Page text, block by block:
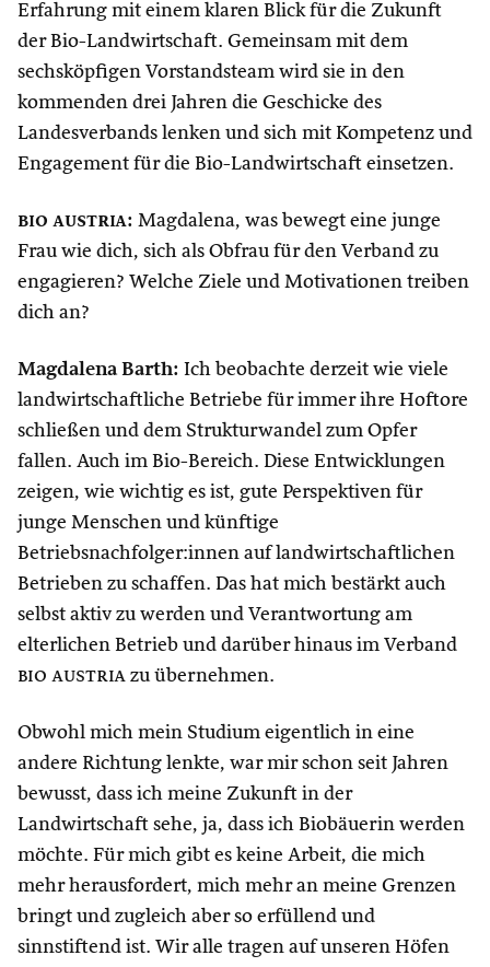
Erfahrung mit einem klaren Blick für die Zukunft
der Bio-Landwirtschaft. Gemeinsam mit dem
sechsköpfigen Vorstandsteam wird sie in den
kommenden drei Jahren die Geschicke des
Landesverbands lenken und sich mit Kompetenz und
Engagement für die Bio-Landwirtschaft einsetzen.
bio austria: Magdalena, was bewegt eine junge
Frau wie dich, sich als Obfrau für den Verband zu
engagieren? Welche Ziele und Motivationen treiben
dich an?
Magdalena Barth: Ich beobachte derzeit wie viele
landwirtschaftliche Betriebe für immer ihre Hoftore
schließen und dem Strukturwandel zum Opfer
fallen. Auch im Bio-Bereich. Diese Entwicklungen
zeigen, wie wichtig es ist, gute Perspektiven für
junge Menschen und künftige
Betriebsnachfolger:innen auf landwirtschaftlichen
Betrieben zu schaffen. Das hat mich bestärkt auch
selbst aktiv zu werden und Verantwortung am
elterlichen Betrieb und darüber hinaus im Verband
bio austria zu übernehmen.
Obwohl mich mein Studium eigentlich in eine
andere Richtung lenkte, war mir schon seit Jahren
bewusst, dass ich meine Zukunft in der
Landwirtschaft sehe, ja, dass ich Biobäuerin werden
möchte. Für mich gibt es keine Arbeit, die mich
mehr herausfordert, mich mehr an meine Grenzen
bringt und zugleich aber so erfüllend und
sinnstiftend ist. Wir alle tragen auf unseren Höfen